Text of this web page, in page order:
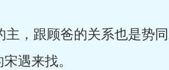
，跟顾爸的关系也是势
遇来找。